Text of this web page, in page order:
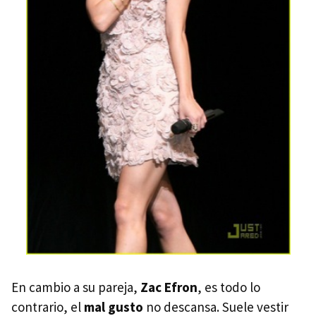
En cambio a su pareja, Zac Efron, es todo lo
contrario, el mal gusto no descansa. Suele vestir